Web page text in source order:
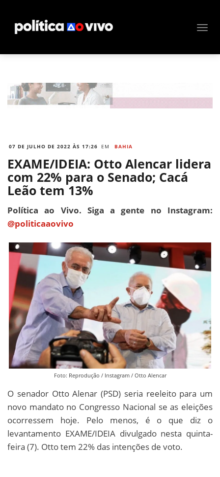
07 DE JULHO DE 2022 ÀS 17:26 EM BAHIA
EXAME/IDEIA: Otto Alencar lidera
com 22% para o Senado; Cacá
Leão tem 13%
Política ao Vivo. Siga a gente no Instagram:
@politicaaovivo
Foto: Reprodução / Instagram / Otto Alencar
O senador Otto Alenar (PSD) seria reeleito para um
novo mandato no Congresso Nacional se as eleições
ocorressem hoje. Pelo menos, é o que diz o
levantamento EXAME/IDEIA divulgado nesta quinta-
feira (7). Otto tem 22% das intenções de voto.